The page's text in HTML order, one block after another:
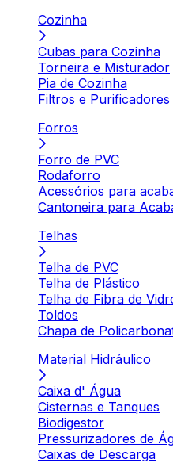
Cozinha
Cubas para Cozinha
Torneira e Misturador
Pia de Cozinha
Filtros e Purificadores
Forros
Forro de PVC
Rodaforro
Acessórios para
Cantoneira para
Telhas
Telha de PVC
Telha de Plástico
Telha de Fibra de
Toldos
Chapa de
Material Hidráulico
Caixa d' Água
Cisternas e Tanques
Biodigestor
Pressurizadores de
Caixas de Descarga